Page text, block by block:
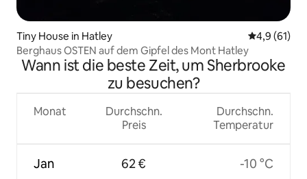
Tiny House in Hatley
4,9 (61)
Berghaus OSTEN auf dem Gipfel des Mont Hatley
Wann ist die beste Zeit, um Sherbrooke
zu besuchen?
Monat
Jan
Durchschn.
Preis
62 €
Durchschn.
Temperatur
-10 °C